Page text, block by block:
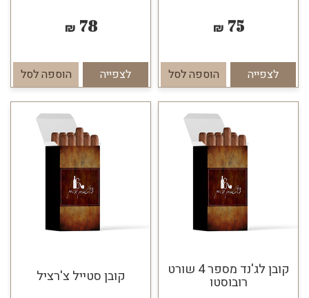
75
₪
לצפייה הוספה לסל
78
₪
לצפייה הוספה לסל
קובן לג'נד מספר 4 שורט
רובוסטו קובן סטייל צ'רציל